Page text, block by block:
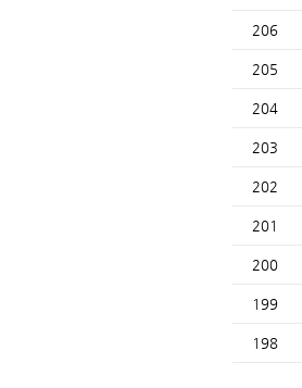
206
205
204
203
202
201
200
199
198